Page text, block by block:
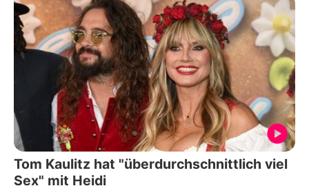
Tom Kaulitz hat "überdurchschnittlich viel
Sex" mit Heidi